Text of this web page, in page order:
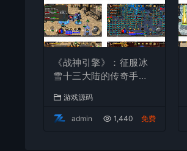
《战神引擎》：征服冰
雪十三大陆的传奇手
务端，视频架设教程全
攻略
游戏源码
admin 1,440 免费